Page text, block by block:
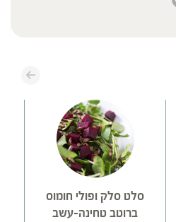
סלט סלק ופולי חומוס
ברוטב טחינה-עשב